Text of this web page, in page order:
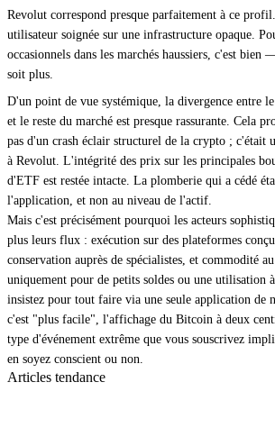
Revolut correspond presque parfaitement à ce
utilisateur soignée sur une infrastructure opaque.
occasionnels dans les marchés haussiers, c'est bien
soit plus.
D'un point de vue systémique, la divergence entre
et le reste du marché est presque rassurante. Cela
pas d'un crash éclair structurel de la crypto ; c'était
à Revolut. L'intégrité des prix sur les principales
d'ETF est restée intacte. La plomberie qui a cédé
l'application, et non au niveau de l'actif.
Mais c'est précisément pourquoi les acteurs
plus leurs flux : exécution sur des plateformes
conservation auprès de spécialistes, et commodité
uniquement pour de petits soldes ou une utilisation
insistez pour tout faire via une seule application de
c'est "plus facile", l'affichage du Bitcoin à deux
type d'événement extrême que vous souscrivez
en soyez conscient ou non.
Articles tendance